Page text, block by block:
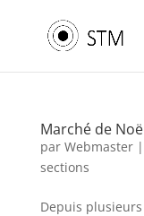
Marché de
par Webmaster|
sections
Depuis